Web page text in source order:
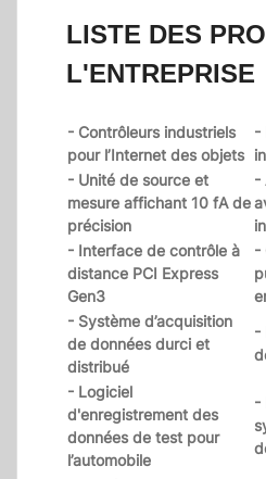
LISTE DES
L'ENTREPRISE
- Contrôleurs industriels
pour l’Internet des objets
-
- Unité de source et
mesure affichant 10 fA de
précision
-
- Interface de contrôle à
distance PCI Express
Gen3
-
- Système d’acquisition
de données durci et
distribué
-
- Logiciel
d'enregistrement des
données de test pour
l’automobile
-